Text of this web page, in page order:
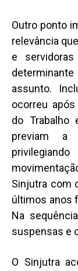
Outro ponto
relevância
e
assunto.
ocorreu
do Trabalho
previam a
Sinjutra com
últimos anos
Na
suspensas e
O Sinjutra